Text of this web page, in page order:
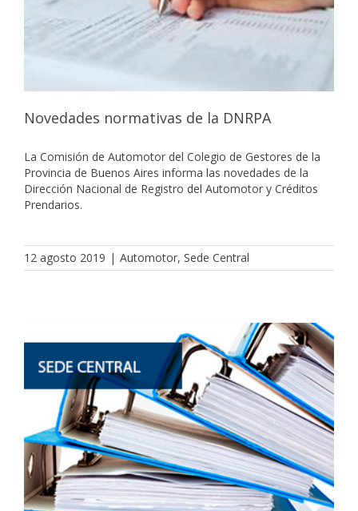
Novedades normativas de la DNRPA
La Comisión de Automotor del Colegio de Gestores de la
Provincia de Buenos Aires informa las novedades de la
Dirección Nacional de Registro del Automotor y Créditos
Prendarios.
12 agosto 2019 | Automotor, Sede Central